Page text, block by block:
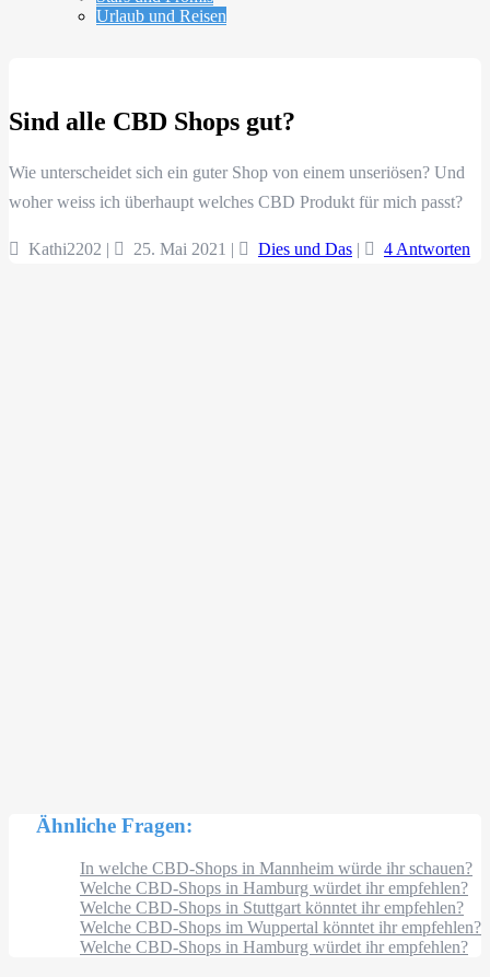
Urlaub und Reisen
Sind alle CBD Shops gut?
Wie unterscheidet sich ein guter Shop von einem unseriösen? Und
woher weiss ich überhaupt welches CBD Produkt für mich passt?
Kathi2202 | 25. Mai 2021 | Dies und Das | 4 Antworten
Ähnliche Fragen:
In welche CBD-Shops in Mannheim würde ihr schauen?
Welche CBD-Shops in Hamburg würdet ihr empfehlen?
Welche CBD-Shops in Stuttgart könntet ihr empfehlen?
Welche CBD-Shops im Wuppertal könntet ihr empfehlen?
Welche CBD-Shops in Hamburg würdet ihr empfehlen?